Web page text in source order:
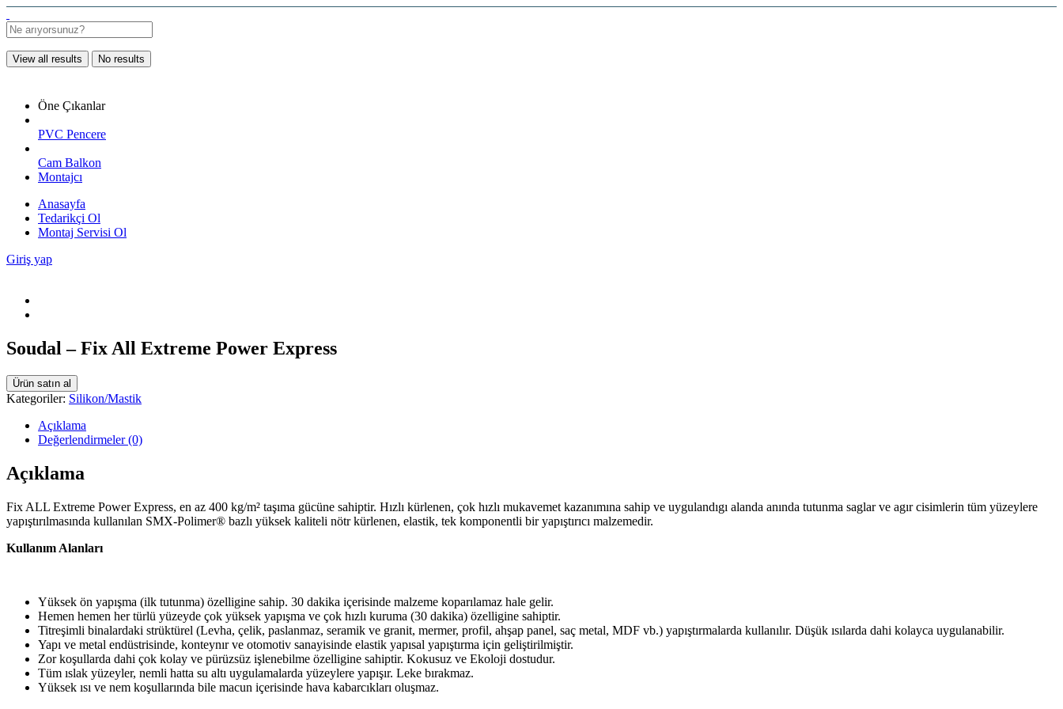
View all results No results
Öne Çıkanlar
PVC Pencere
Cam Balkon
Montajcı
Anasayfa
Tedarikçi Ol
Montaj Servisi Ol
Giriş yap
Soudal – Fix All Extreme Power Express
Ürün satın al
Kategoriler: Silikon/Mastik
Açıklama
Değerlendirmeler (0)
Açıklama
Fix ALL Extreme Power Express, en az 400 kg/m² taşıma gücüne sahiptir. Hızlı kürlenen, çok hızlı mukavemet kazanımına sahip ve uygulandıgı alanda anında tutunma saglar ve agır cisimlerin tüm yüzeylere
yapıştırılmasında kullanılan SMX-Polimer® bazlı yüksek kaliteli nötr kürlenen, elastik, tek komponentli bir yapıştırıcı malzemedir.
Kullanım Alanları
Yüksek ön yapışma (ilk tutunma) özelligine sahip. 30 dakika içerisinde malzeme koparılamaz hale gelir.
Hemen hemen her türlü yüzeyde çok yüksek yapışma ve çok hızlı kuruma (30 dakika) özelligine sahiptir.
Titreşimli binalardaki strüktürel (Levha, çelik, paslanmaz, seramik ve granit, mermer, profil, ahşap panel, saç metal, MDF vb.) yapıştırmalarda kullanılır. Düşük ısılarda dahi kolayca uygulanabilir.
Yapı ve metal endüstrisinde, konteynır ve otomotiv sanayisinde elastik yapısal yapıştırma için geliştirilmiştir.
Zor koşullarda dahi çok kolay ve pürüzsüz işlenebilme özelligine sahiptir. Kokusuz ve Ekoloji dostudur.
Tüm ıslak yüzeyler, nemli hatta su altı uygulamalarda yüzeylere yapışır. Leke bırakmaz.
Yüksek ısı ve nem koşullarında bile macun içerisinde hava kabarcıkları oluşmaz.